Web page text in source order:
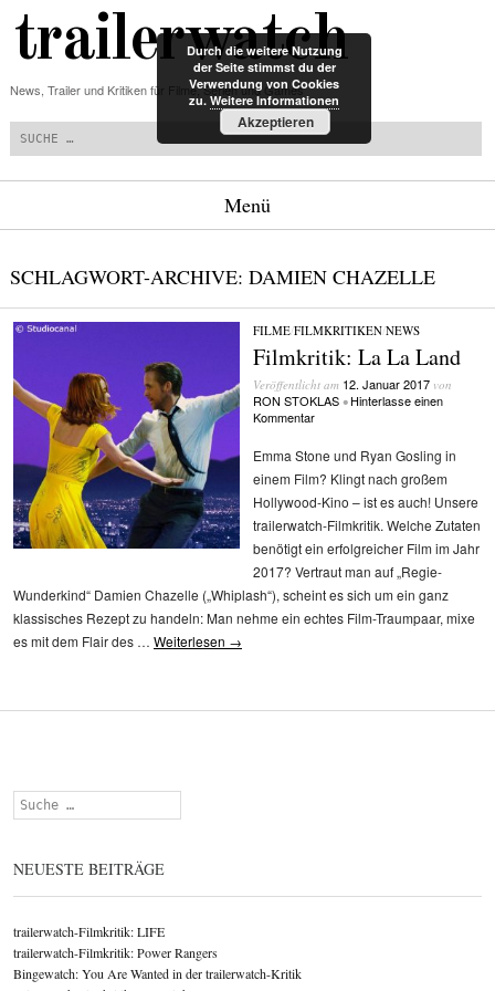
trailerwatch
News, Trailer und Kritiken für Filme, Serien und Games
Menü
SCHLAGWORT-ARCHIVE: DAMIEN CHAZELLE
FILME/FILMKRITIKEN/NEWS
Filmkritik: La La Land
Veröffentlicht am 12. Januar 2017von
RON STOKLAS • Hinterlasse einen
Kommentar
Emma Stone und Ryan Gosling in
einem Film? Klingt nach großem
Hollywood-Kino – ist es auch! Unsere
trailerwatch-Filmkritik. Welche Zutaten
benötigt ein erfolgreicher Film im Jahr
2017? Vertraut man auf „Regie-
Wunderkind“ Damien Chazelle („Whiplash“), scheint es sich um ein ganz
klassisches Rezept zu handeln: Man nehme ein echtes Film-Traumpaar, mixe
es mit dem Flair des … Weiterlesen →
Suchen
NEUESTE BEITRÄGE
trailerwatch-Filmkritik: LIFE
trailerwatch-Filmkritik: Power Rangers
Bingewatch: You Are Wanted in der trailerwatch-Kritik
Durch die weitere Nutzung
der Seite stimmst du der
Verwendung von Cookies
zu. Weitere Informationen
Akzeptieren